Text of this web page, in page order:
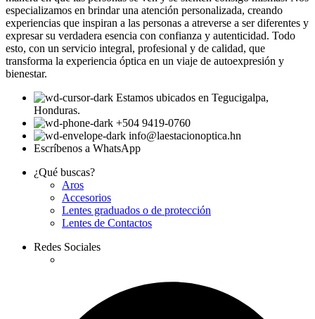
especializamos en brindar una atención personalizada, creando
experiencias que inspiran a las personas a atreverse a ser diferentes y
expresar su verdadera esencia con confianza y autenticidad. Todo
esto, con un servicio integral, profesional y de calidad, que
transforma la experiencia óptica en un viaje de autoexpresión y
bienestar.
Estamos ubicados en Tegucigalpa,
Honduras.
+504 9419-0760
info@laestacionoptica.hn
Escríbenos a WhatsApp
¿Qué buscas?
Aros
Accesorios
Lentes graduados o de protección
Lentes de Contactos
Redes Sociales